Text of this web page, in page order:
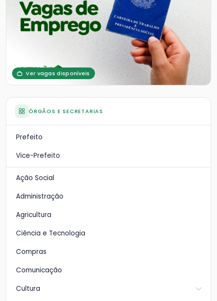
Ver vagas disponíveis
ÓRGÃOS E SECRETARIAS
Prefeito
Vice-Prefeito
Ação Social
Administração
Agricultura
Ciência e Tecnologia
Compras
Comunicação
Cultura